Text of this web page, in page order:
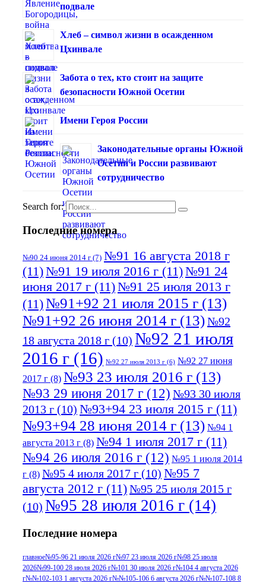
подвале
Хлеб – символ жизни в осажденном
Цхинвале
Забота о тех, кто стоит на защите
безопасности Южной Осетии
Имени Героя России
Законодательные органы Южной
Осетии и России развивают
сотрудничество
Search for:
Последние номера
№90 24 июня 2014 г (7) №91 16 августа 2018 г
(11)№91 19 июля 2016 г (11)№91 24
июня 2017 г (11)№91 25 июля 2013 г
(11)№91+92 21 июля 2015 г (13)
№91+92 26 июня 2014 г (13)№92
18 августа 2018 г (10) №92 21 июля
2016 г (16) №92 27 июля 2013 г (6) №92 27 июня
2017 г (8) №93 23 июля 2016 г (13)
№93 29 июня 2017 г (12) №93 30 июля
2013 г (10) №93+94 23 июля 2015 г (11)
№93+94 28 июня 2014 г (13) №94 1
августа 2013 г (8) №94 1 июля 2017 г (11)
№94 26 июля 2016 г (12) №95 1 июля 2014
г (8) №95 4 июля 2017 г (10) №95 7
августа 2012 г (11)№95 25 июля 2015 г
(10) №95 28 июля 2016 г (14)
июля 2017 г(11)№96 9 августа 2012
г(13) №96 28 июля 2015 г(9) №96+97 3
июля 2014 г(10)№96+97 30 июля
Последние номера
главное№95-96 21 июля 2026 г№97 23 июля 2026 г№98 25 июля
2026№99-100 28 июля 2026 г№101 30 июля 2026 г№104 4 августа 2026
г№№102-103 1 августа 2026 г№№105-106 6 августа 2026 г№№107-108 8